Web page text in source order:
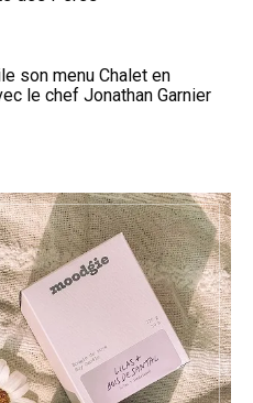
son menu Chalet en
le chef Jonathan Garnier